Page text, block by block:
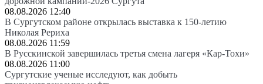
08.08.2026 12:40
В Сургутском районе открылась выставка к 150-летию
Николая Рериха
08.08.2026 11:59
В Русскинской завершилась третья смена лагеря «Кар-Тохи»
08.08.2026 11:00
Сургутские ученые исследуют, как добыть